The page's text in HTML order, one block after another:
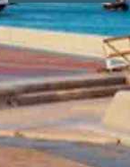
مارس 14, 2023